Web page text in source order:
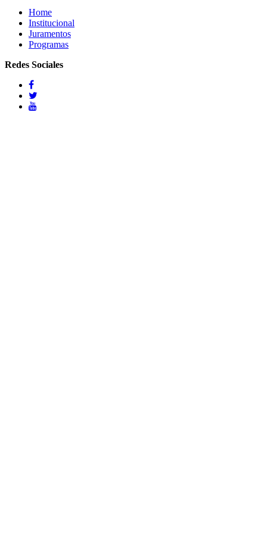
Home
Institucional
Juramentos
Programas
Redes Sociales